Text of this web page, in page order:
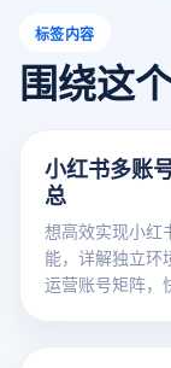
标签内容
围绕这
小红书多账
总
想高效实现小红
能，详解独立环
运营账号矩阵，